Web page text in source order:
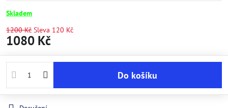
Skladem
1200 Kč Sleva 120 Kč
1080 Kč
Do košíku